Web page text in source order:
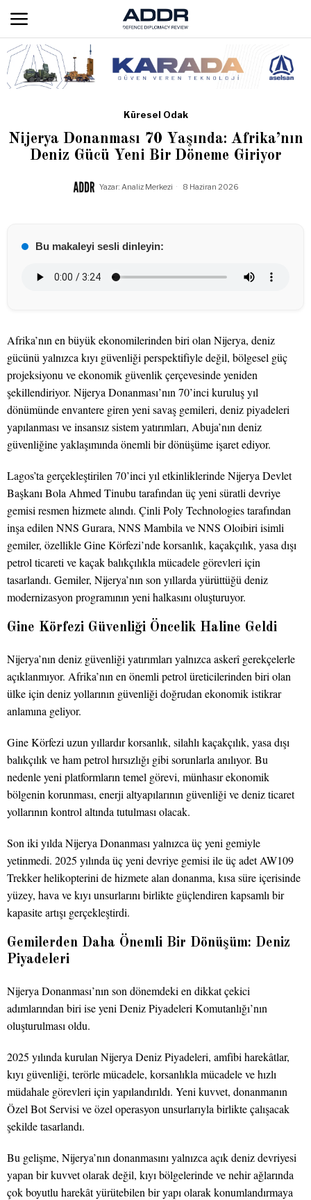
Küresel Odak
Nijerya Donanması 70 Yaşında: Afrika’nın
Deniz Gücü Yeni Bir Döneme Giriyor
Yazar: Analiz Merkezi 8 Haziran 2026
Bu makaleyi sesli dinleyin:
Afrika’nın en büyük ekonomilerinden biri olan Nijerya, deniz
gücünü yalnızca kıyı güvenliği perspektifiyle değil, bölgesel güç
projeksiyonu ve ekonomik güvenlik çerçevesinde yeniden
şekillendiriyor. Nijerya Donanması’nın 70’inci kuruluş yıl
dönümünde envantere giren yeni savaş gemileri, deniz piyadeleri
yapılanması ve insansız sistem yatırımları, Abuja’nın deniz
güvenliğine yaklaşımında önemli bir dönüşüme işaret ediyor.
Lagos’ta gerçekleştirilen 70’inci yıl etkinliklerinde Nijerya Devlet
Başkanı Bola Ahmed Tinubu tarafından üç yeni süratli devriye
gemisi resmen hizmete alındı. Çinli Poly Technologies tarafından
inşa edilen NNS Gurara, NNS Mambila ve NNS Oloibiri isimli
gemiler, özellikle Gine Körfezi’nde korsanlık, kaçakçılık, yasa dışı
petrol ticareti ve kaçak balıkçılıkla mücadele görevleri için
tasarlandı. Gemiler, Nijerya’nın son yıllarda yürüttüğü deniz
modernizasyon programının yeni halkasını oluşturuyor.
Gine Körfezi Güvenliği Öncelik Haline Geldi
Nijerya’nın deniz güvenliği yatırımları yalnızca askerî gerekçelerle
açıklanmıyor. Afrika’nın en önemli petrol üreticilerinden biri olan
ülke için deniz yollarının güvenliği doğrudan ekonomik istikrar
anlamına geliyor.
Gine Körfezi uzun yıllardır korsanlık, silahlı kaçakçılık, yasa dışı
balıkçılık ve ham petrol hırsızlığı gibi sorunlarla anılıyor. Bu
nedenle yeni platformların temel görevi, münhasır ekonomik
bölgenin korunması, enerji altyapılarının güvenliği ve deniz ticaret
yollarının kontrol altında tutulması olacak.
Son iki yılda Nijerya Donanması yalnızca üç yeni gemiyle
yetinmedi. 2025 yılında üç yeni devriye gemisi ile üç adet AW109
Trekker helikopterini de hizmete alan donanma, kısa süre içerisinde
yüzey, hava ve kıyı unsurlarını birlikte güçlendiren kapsamlı bir
kapasite artışı gerçekleştirdi.
Gemilerden Daha Önemli Bir Dönüşüm: Deniz
Piyadeleri
Nijerya Donanması’nın son dönemdeki en dikkat çekici
adımlarından biri ise yeni Deniz Piyadeleri Komutanlığı’nın
oluşturulması oldu.
2025 yılında kurulan Nijerya Deniz Piyadeleri, amfibi harekâtlar,
kıyı güvenliği, terörle mücadele, korsanlıkla mücadele ve hızlı
müdahale görevleri için yapılandırıldı. Yeni kuvvet, donanmanın
Özel Bot Servisi ve özel operasyon unsurlarıyla birlikte çalışacak
şekilde tasarlandı.
Bu gelişme, Nijerya’nın donanmasını yalnızca açık deniz devriyesi
yapan bir kuvvet olarak değil, kıyı bölgelerinde ve nehir ağlarında
çok boyutlu harekât yürütebilen bir yapı olarak konumlandırmaya